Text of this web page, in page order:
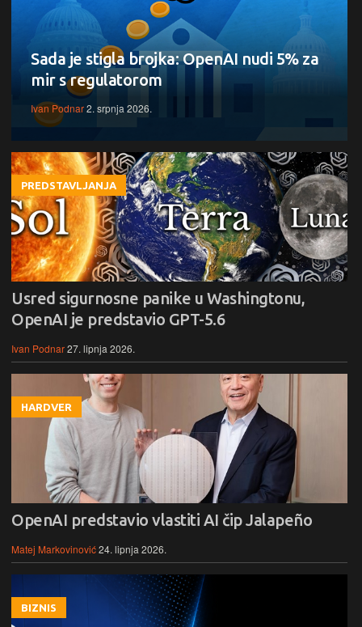
Sada je stigla brojka: OpenAI nudi 5% za
mir s regulatorom
Ivan Podnar2. srpnja 2026.
PREDSTAVLJANJA
Usred sigurnosne panike u Washingtonu,
OpenAI je predstavio GPT-5.6
Ivan Podnar27. lipnja 2026.
HARDVER
OpenAI predstavio vlastiti AI čip Jalapeño
Matej Markovinović24. lipnja 2026.
BIZNIS